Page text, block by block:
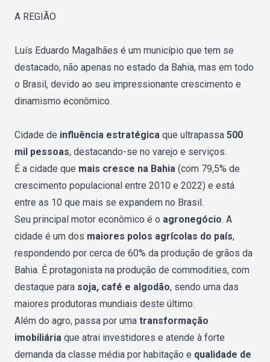
A REGIÃO
Luís Eduardo Magalhães é um município que tem se
destacado, não apenas no estado da Bahia, mas em todo
o Brasil, devido ao seu impressionante crescimento e
dinamismo econômico.
Cidade de influência estratégica que ultrapassa 500
mil pessoas, destacando-se no varejo e serviços.
É a cidade que mais cresce na Bahia (com 79,5% de
crescimento populacional entre 2010 e 2022) e está
entre as 10 que mais se expandem no Brasil.
Seu principal motor econômico é o agronegócio. A
cidade é um dos maiores polos agrícolas do país,
respondendo por cerca de 60% da produção de grãos da
Bahia. É protagonista na produção de commodities, com
destaque para soja, café e algodão, sendo uma das
maiores produtoras mundiais deste último.
Além do agro, passa por uma transformação
imobiliária que atrai investidores e atende à forte
demanda da classe média por habitação e qualidade de